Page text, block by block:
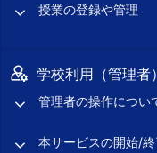
授業の登録や管理
学校利用（管理者）
管理者の操作につい
本サービスの開始/終